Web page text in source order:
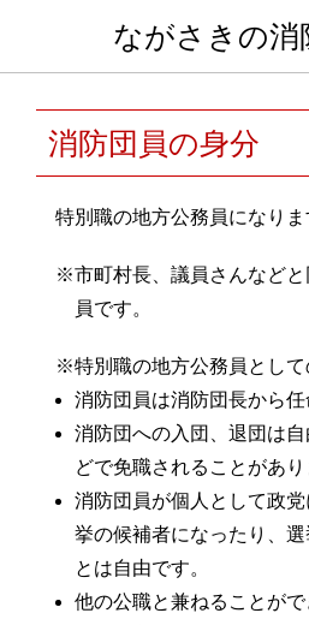
ながさきの消
消防団員の身分
特別職の地方公務員になりま
※市町村長、議員さんなど
員です。
※特別職の地方公務員として
消防団員は消防団長から任
消防団への入団、退団は
どで免職されることがあり
消防団員が個人として政
挙の候補者になったり、
とは自由です。
他の公職と兼ねることが